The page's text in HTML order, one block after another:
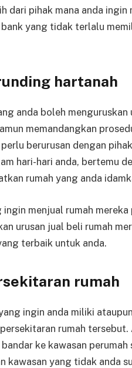
dari pihak mana anda ingin
yang tidak terlalu
hartanah
anda boleh
memandangkan
berurusan dengan
hari-hari anda, bertemu
rumah yang anda
menjual rumah
urusan jual beli rumah
terbaik untuk anda.
rumah
ingin anda miliki
rumah
ke kawasan
kawasan yang tidak anda